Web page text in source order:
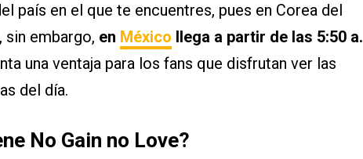
país en el que te encuentres, pues en Corea del
sin embargo, en México llega a partir de las 5:50 a.
una ventaja para los fans que disfrutan ver las
del día.
No Gain no Love?